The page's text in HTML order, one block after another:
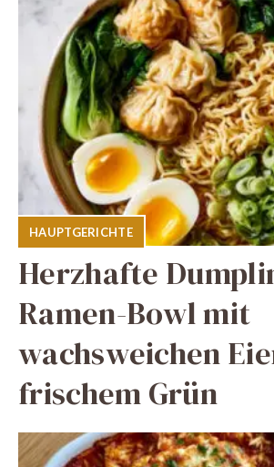
HAUPTGERICHTE
Herzhafte
Ramen-Bowl mit
wachsweichen
frischem Grün